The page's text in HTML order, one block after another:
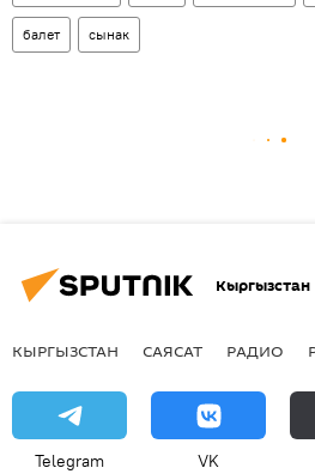
балет сынак
Кыргызстан
КЫРГЫЗСТАН САЯСАТ РАДИО
Telegram VK